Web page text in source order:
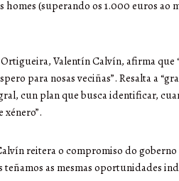
homes (superando os 1.000 euros
Valentín Calvín, afirma
para nosas veciñas”. Resalta a
cun plan que busca identificar,
xénero”.
reitera o compromiso do
teñamos as mesmas oportunidades